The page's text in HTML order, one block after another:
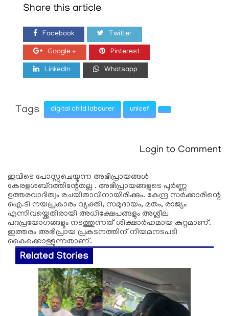
Share this article
Facebook Twitter
Google + Pinterest
LinkedIn Whatsapp
Tags digital child labourer unicef
Login to Comment
ഇവിടെ പോസ്റ്റുചെയ്യുന്ന അഭിപ്രായങ്ങള്‍
കേരളശബ്‌ദത്തിന്റേതല്ല . അഭിപ്രായങ്ങളുടെ പൂര്‍ണ്ണ
ഉത്തരവാദിത്വം രചയിതാവിനായിരിക്കും. കേന്ദ്ര സർക്കാരിന്റെ
ഐ.ടി നയപ്രകാരം വ്യക്തി, സമുദായം, മതം, രാജ്യം
എന്നിവയ്ക്കെതിരായി അധിക്ഷേപങ്ങളും അശ്ലീല
പദപ്രയോഗങ്ങളൂം നടത്തുന്നത് ശിക്ഷാര്‍ഹമായ കുറ്റമാണ്.
ഇത്തരം അഭിപ്രായ പ്രകടനത്തിന് നിയമനടപടി
കൈക്കൊള്ളുന്നതാണ്.
Related Stories